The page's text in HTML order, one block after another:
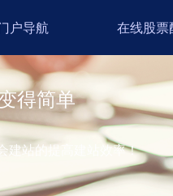
户导航 在线股
得简单
建站的提高建站效率！